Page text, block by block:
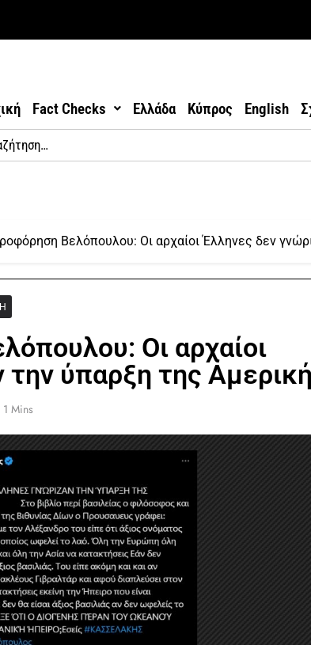
Fact Checks Ελλάδα Κύπρος English
Βελόπουλου: Οι αρχαίοι Έλληνες δεν
Οι αρχαίοι
την ύπαρξη της
1 Mins